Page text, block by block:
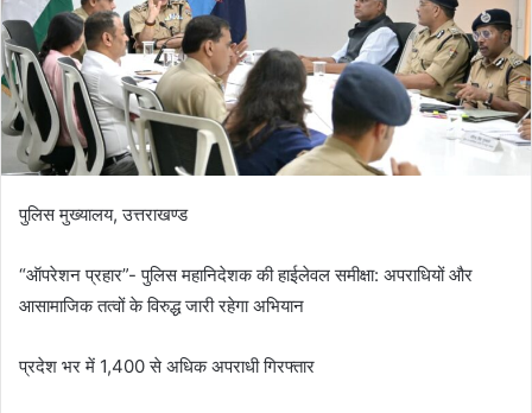
पुलिस मुख्यालय, उत्तराखण्ड
“ऑपरेशन प्रहार”- पुलिस महानिदेशक की हाईलेवल समीक्षा: अपराधियों और
आसामाजिक तत्वों के विरुद्ध जारी रहेगा अभियान
प्रदेश भर में 1,400 से अधिक अपराधी गिरफ्तार